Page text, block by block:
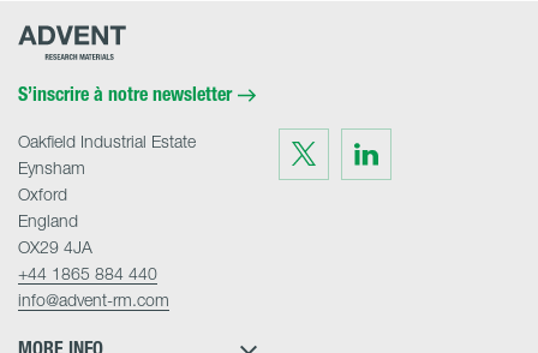
Advent
S’inscrire à notre newsletter
Visit
us
on
Twitter
Visit
on
LinkedIn
Oakfield Industrial Estate
Eynsham
Oxford
England
OX29 4JA
+44 1865 884 440
info@advent-rm.com